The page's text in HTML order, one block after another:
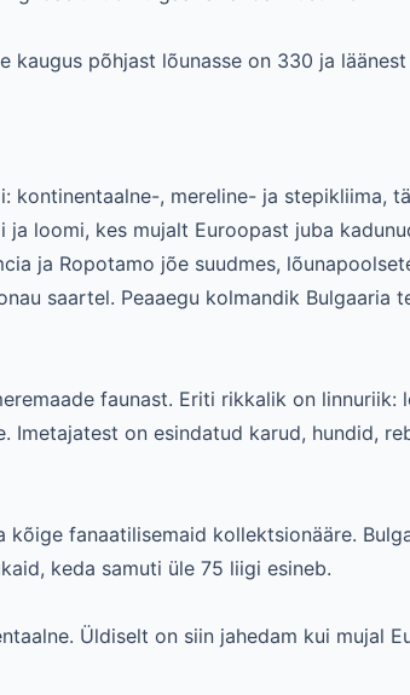
kaugus põhjast lõunasse on 330 ja
kontinentaalne-, mereline- ja stepikliima,
loomi, kes mujalt Euroopast juba
ja Ropotamo jõe suudmes,
saartel. Peaaegu kolmandik Bulgaaria
faunast. Eriti rikkalik on linnuriik:
Imetajatest on esindatud karud, hundid,
fanaatilisemaid kollektsionääre.
keda samuti üle 75 liigi esineb.
Üldiselt on siin jahedam kui mujal